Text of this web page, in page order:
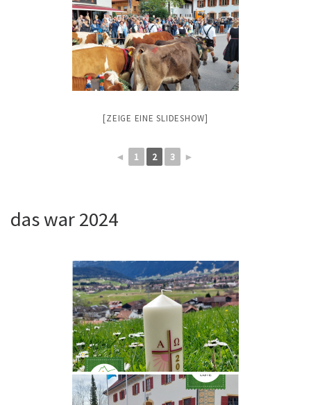
[ZEIGE EINE SLIDESHOW]
◄ 1 2 3 ►
das war 2024